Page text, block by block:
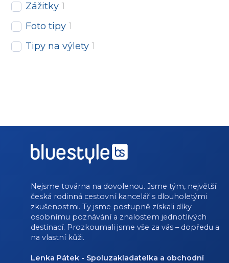
Zážitky 1
Foto tipy 1
Tipy na výlety 1
Nejsme továrna na dovolenou. Jsme tým, největší
česká rodinná cestovní kancelář s dlouholetými
zkušenostmi. Ty jsme postupně získali díky
osobnímu poznávání a znalostem jednotlivých
destinací. Prozkoumali jsme vše za vás – dopředu a
na vlastní kůži.
Lenka Pátek - Spoluzakladatelka a obchodní